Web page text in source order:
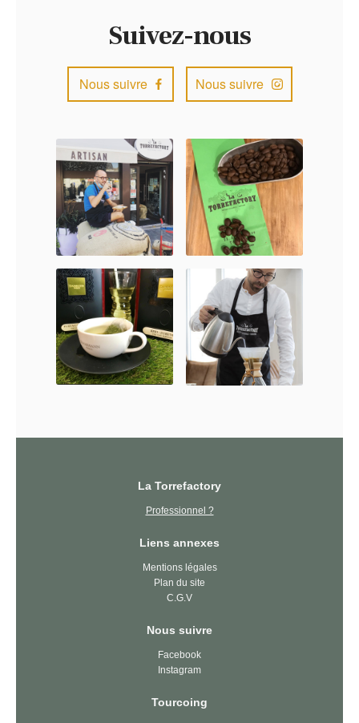
Suivez-nous
Nous suivre Nous suivre
La Torrefactory
Professionnel ?
Liens annexes
Mentions légales
Plan du site
C.G.V
Nous suivre
Facebook
Instagram
Tourcoing